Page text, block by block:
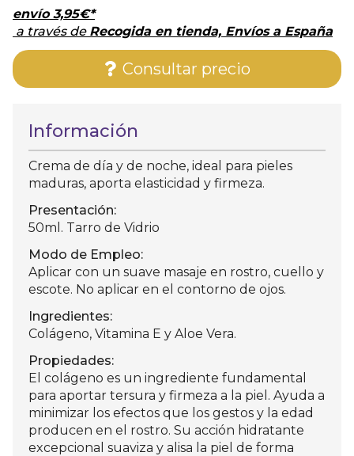
envío3,95€*
a través de Recogida en tienda, Envíos a España
Consultar precio
Información
Crema de día y de noche, ideal para pieles
maduras, aporta elasticidad y firmeza.
Presentación:
50ml. Tarro de Vidrio
Modo de Empleo:
Aplicar con un suave masaje en rostro, cuello y
escote. No aplicar en el contorno de ojos.
Ingredientes:
Colágeno, Vitamina E y Aloe Vera.
Propiedades:
El colágeno es un ingrediente fundamental
para aportar tersura y firmeza a la piel. Ayuda a
minimizar los efectos que los gestos y la edad
producen en el rostro. Su acción hidratante
excepcional suaviza y alisa la piel de forma